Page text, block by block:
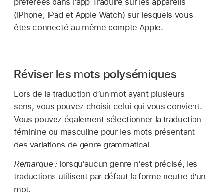
(iPhone, iPad et Apple Watch) sur lesquels vous
êtes connecté au même compte Apple.
Réviser les mots polysémiques
Lors de la traduction d’un mot ayant plusieurs
sens, vous pouvez choisir celui qui vous convient.
Vous pouvez également sélectionner la traduction
féminine ou masculine pour les mots présentant
des variations de genre grammatical.
Remarque : lorsqu’aucun genre n’est précisé, les
traductions utilisent par défaut la forme neutre d’un
mot.